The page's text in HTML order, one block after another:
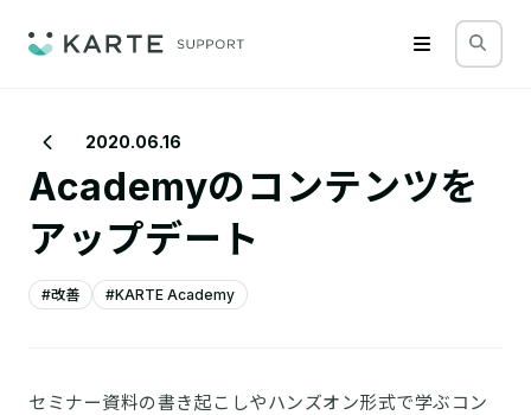
2020.06.16
Academyのコンテンツを
アップデート
#改善 #KARTE Academy
セミナー資料の書き起こしやハンズオン形式で学ぶコン